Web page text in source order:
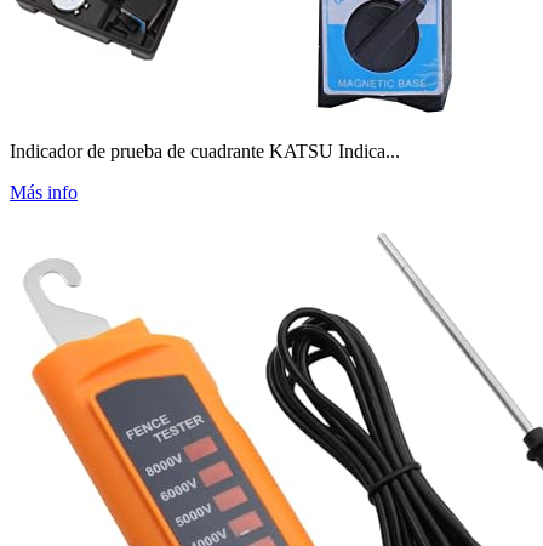
Indicador de prueba de cuadrante KATSU Indica...
Más info